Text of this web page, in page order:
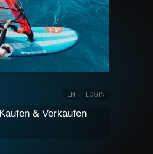
EN LOGIN
Kaufen & Verkaufen